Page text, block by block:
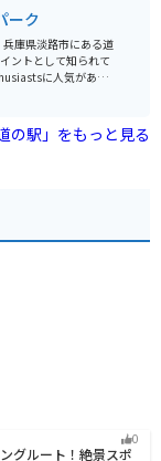
チップス」などが人
方は、併設の「福良
水揚げされたばかり
。
丼ぶりや定食を楽し
「フィッシングエリ
でも気軽に釣りを楽
ち帰ることも、その
合
景勝地もあります。
ーク
庫県淡路市にある道
ントとして知られて
に人気があり
。また、展望台から
きる絶景が広がりま
路島の魅力を満喫で
の駅」をもっと見る
0
グルート！絶景スポ